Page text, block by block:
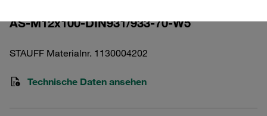
AS-M12x100-DIN931/933-70-W5
STAUFF Materialnr. 1130004202
Technische Daten ansehen